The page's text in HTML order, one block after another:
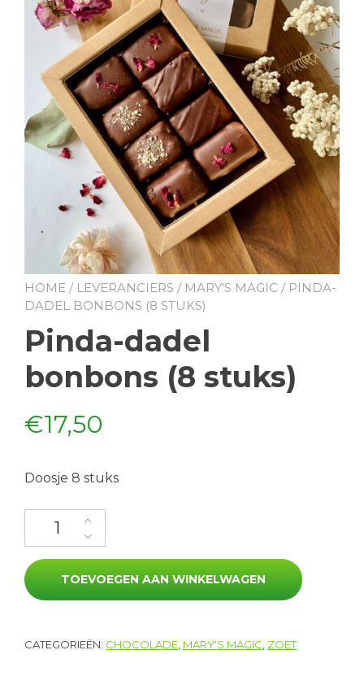
HOME / LEVERANCIERS / MARY'S MAGIC / PINDA-
DADEL BONBONS (8 STUKS)
Pinda-dadel
bonbons (8 stuks)
€17,50
Doosje 8 stuks
Pinda-dadel bonbons (8 stuks) aantal
TOEVOEGEN AAN WINKELWAGEN
CATEGORIEËN: CHOCOLADE MARY'S MAGIC ZOET